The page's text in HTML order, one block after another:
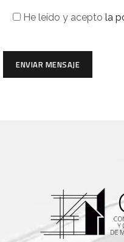
He leído y acepto la
ENVIAR MENSAJE